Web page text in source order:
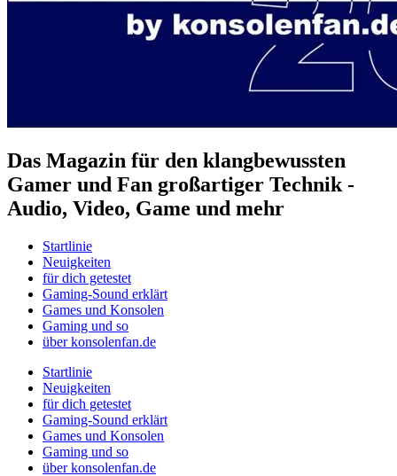
Das Magazin für den klangbewussten
Gamer und Fan großartiger Technik -
Audio, Video, Game und mehr
Startlinie
Neuigkeiten
für dich getestet
Gaming-Sound erklärt
Games und Konsolen
Gaming und so
über konsolenfan.de
Startlinie
Neuigkeiten
für dich getestet
Gaming-Sound erklärt
Games und Konsolen
Gaming und so
über konsolenfan.de